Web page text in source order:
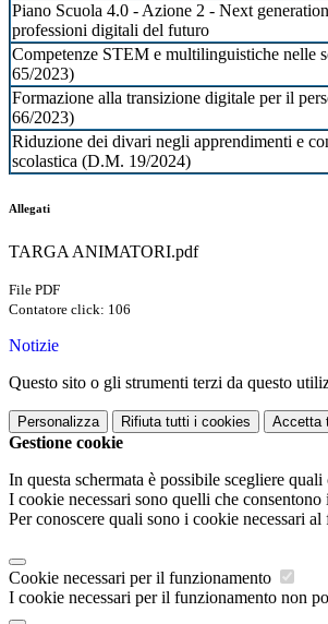
Piano Scuola 4.0 - Azione 2 - Next
professioni digitali del futuro
Competenze STEM e multilinguistiche nelle
65/2023)
Formazione alla transizione digitale per il
66/2023)
Riduzione dei divari negli apprendimenti e
scolastica (D.M. 19/2024)
Allegati
TARGA ANIMATORI.pdf
File PDF
Contatore click: 106
Notizie
Questo sito o gli strumenti terzi da questo
Personalizza Rifiuta tutti i cookies Accetta
Gestione cookie
In questa schermata è possibile scegliere
I cookie necessari sono quelli che
Per conoscere quali sono i cookie necessari
Cookie necessari per il funzionamento
I cookie necessari per il funzionamento non